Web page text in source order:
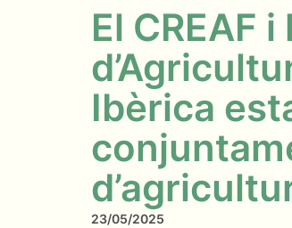
El CREAF
Ibèrica
23/05/2025